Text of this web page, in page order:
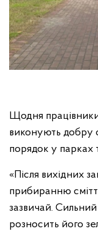
Щодня
виконують добру
порядок у парках
«Після вихідних
прибиранню
зазвичай. Сильний
розносить його